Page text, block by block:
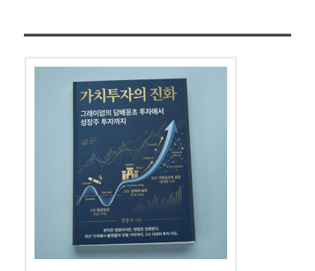
바
이
브
이